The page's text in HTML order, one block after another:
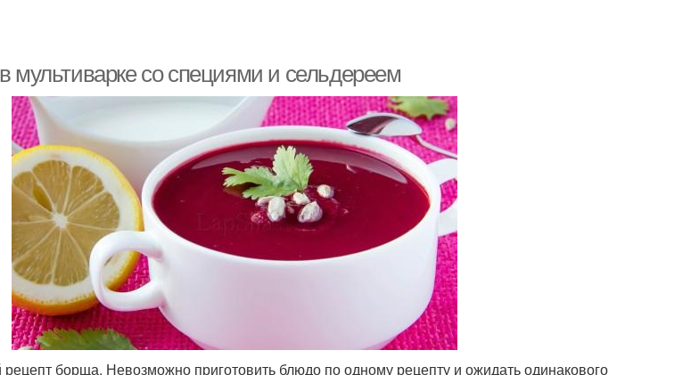
мультиварке со специями и сельдереем
рецепт борща. Невозможно приготовить блюдо по одному рецепту и ожидать одинакового